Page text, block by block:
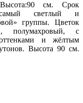
Высота:90 см. Срок
самый светлый и
группы. Цветок
полумахровый, с
и жёлтым
Высота 90 см.